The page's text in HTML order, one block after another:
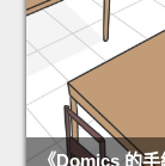
《Domics 的